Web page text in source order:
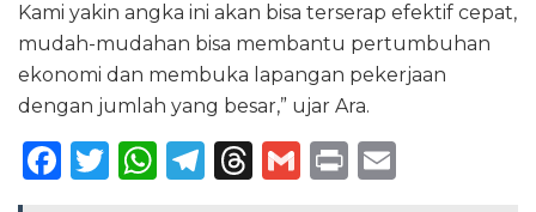
Kami yakin angka ini akan bisa terserap efektif cepat,
mudah-mudahan bisa membantu pertumbuhan
ekonomi dan membuka lapangan pekerjaan
dengan jumlah yang besar,” ujar Ara.
F
T
W T
T
G P